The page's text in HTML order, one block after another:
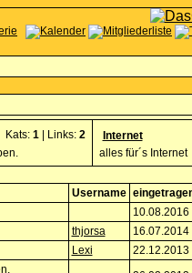
Kats: 1| Links: 2
Internet
alles für´s Internet
Username
10.08.2016
thjorsa
16.07.2014
Lexi
22.12.2013